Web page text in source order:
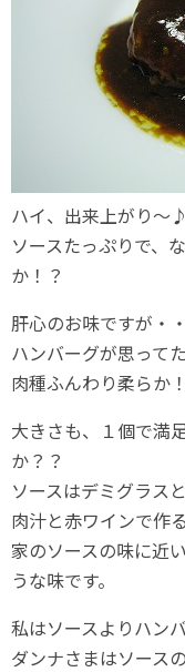
ハイ、出来上がり～♪
ソースたっぷりで、
か！？
肝心のお味ですが・
ハンバーグが思って
肉種ふんわり柔らか！
大きさも、１個で満
か？？
ソースはデミグラス
肉汁と赤ワインで作る
家のソースの味に近
うな味です。
私はソースよりハン
ダンナさまはソース